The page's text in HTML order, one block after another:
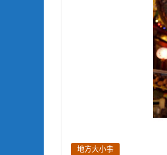
地方大小事